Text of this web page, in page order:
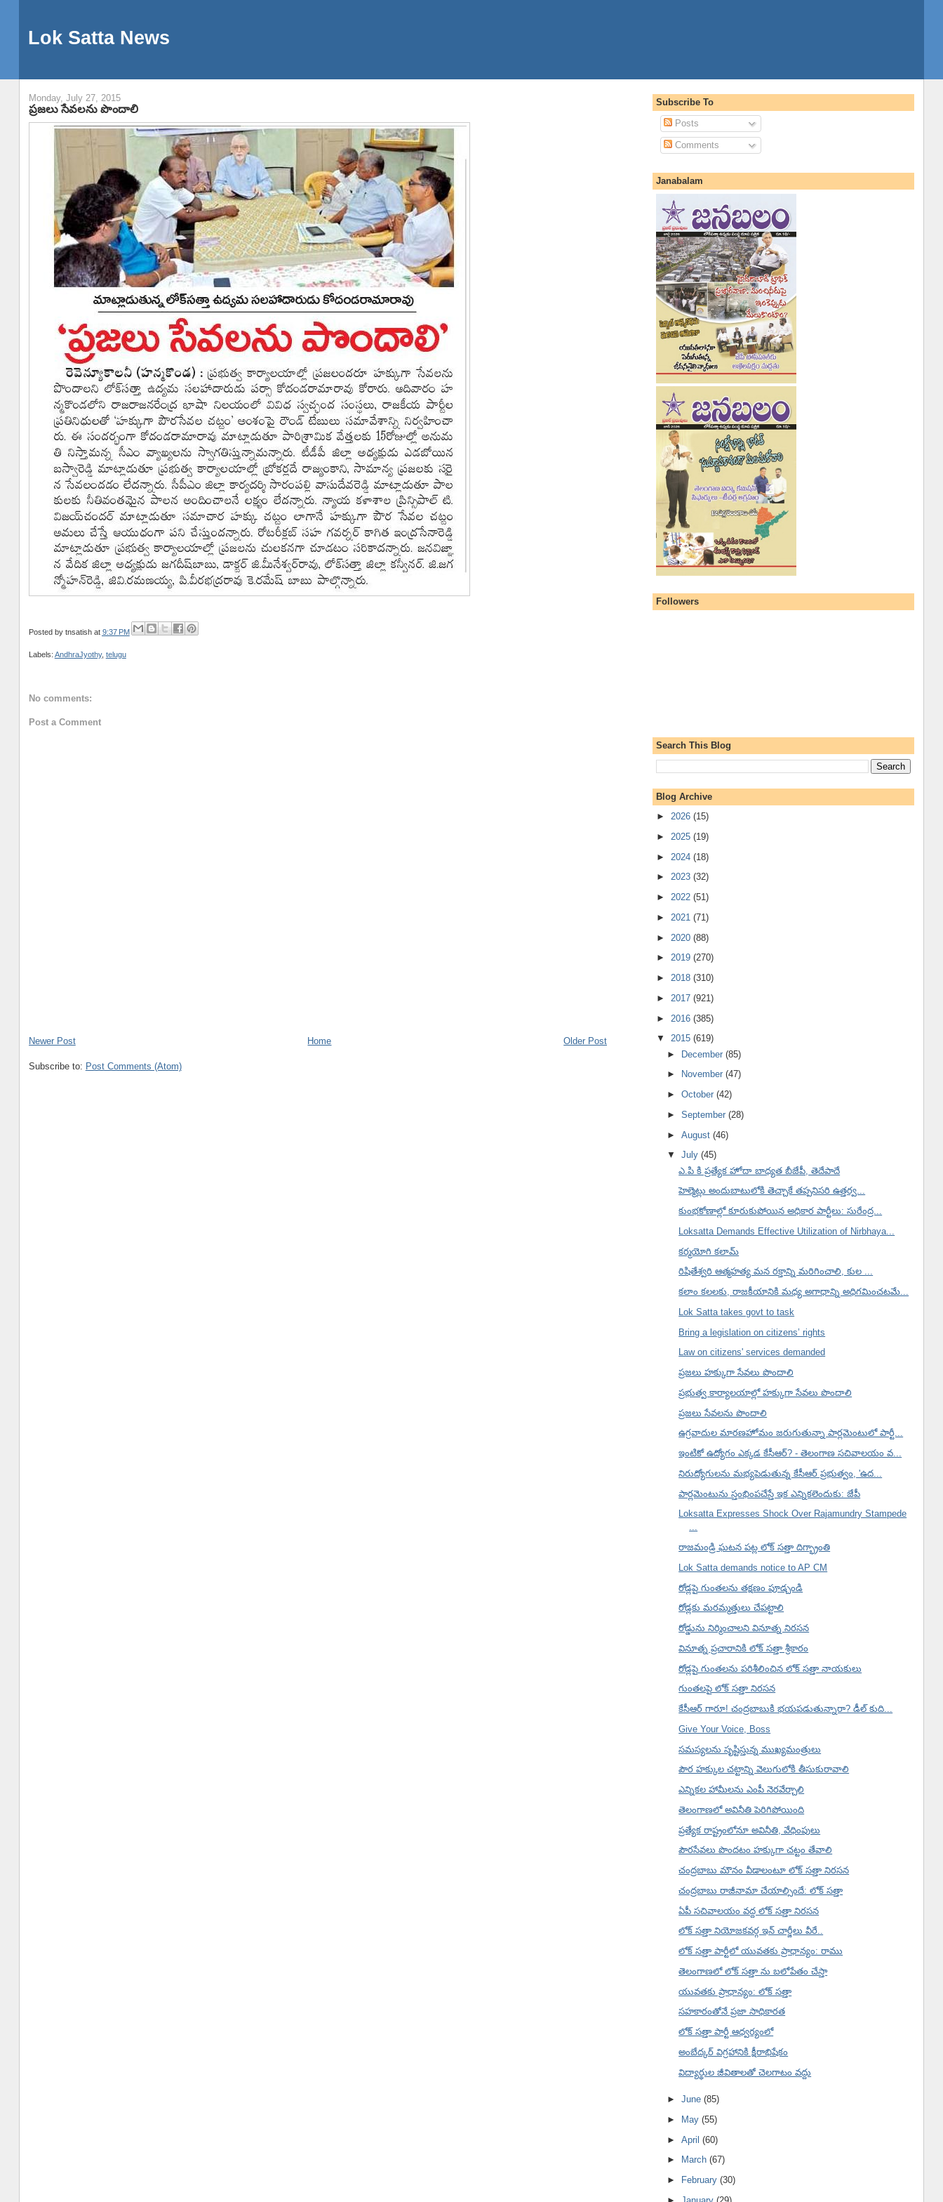
Lok Satta News
Monday, July 27, 2015
ప్రజలు సేవలను పొందాలి
Posted by tnsatish at 9:37 PM
Labels: AndhraJyothy, telugu
No comments:
Post a Comment
Newer Post Older Post
Home
Subscribe to: Post Comments (Atom)
Subscribe To
Posts
Comments
Janabalam
Followers
Search This Blog
Blog Archive
► 2026 (15)
► 2025 (19)
► 2024 (18)
► 2023 (32)
► 2022 (51)
► 2021 (71)
► 2020 (88)
► 2019 (270)
► 2018 (310)
► 2017 (921)
► 2016 (385)
▼ 2015 (619)
► December(85)
►
November(47)
►October(42)
►September(28)
►August(46)
▼July(45)
ఎ.పి కి ప్రత్యేక హోదా బాధ్యత బీజేపీ, తెదేపాదే
హెల్మెట్లు అందుబాటులోకి తెచ్చాకే తప్పనిసరి ఉత్తర్వ...
కుంభకోణాల్లో కూరుకుపోయిన అధికార పార్టీలు: సురేంద్ర...
Loksatta Demands Effective Utilization of Nirbhaya...
కర్మయోగి కలామ్
రిషితేశ్వరి ఆత్మహత్య మన రక్తాన్ని మరిగించాలి, కుల ...
కలాం కలలకు, రాజకీయానికి మధ్య అగాధాన్ని అధిగమించటమే...
Lok Satta takes govt to task
Bring a legislation on citizens’ rights
Law on citizens' services demanded
ప్రజలు హక్కుగా సేవలు పొందాలి
ప్రభుత్వ కార్యాలయాల్లో హక్కుగా సేవలు పొందాలి
ప్రజలు సేవలను పొందాలి
ఉగ్రవాదుల మారణహోమం జరుగుతున్నా పార్లమెంటులో పార్టీ...
ఇంటికో ఉద్యోగం ఎక్కడ కేసీఆర్? - తెలంగాణ సచివాలయం వ...
నిరుద్యోగులను మభ్యపెడుతున్న కేసీఆర్ ప్రభుత్వం, 'ఉద...
పార్లమెంటును స్తంభింపచేస్తే ఇక ఎన్నికలెందుకు: జేపీ
Loksatta Expresses Shock Over Rajamundry Stampede
...
రాజమండ్రి ఘటన పట్ల లోక్ సత్తా దిగ్భ్రాంతి
Lok Satta demands notice to AP CM
రోడ్లపై గుంతలను తక్షణం పూడ్చండి
రోడ్లకు మరమ్మత్తులు చేపట్టాలి
రోడ్డును నిర్మించాలని వినూత్న నిరసన
వినూత్న ప్రచారానికి లోక్ సత్తా శ్రీకారం
రోడ్లపై గుంతలను పరిశీలించిన లోక్ సత్తా నాయకులు
గుంతలపై లోక్ సత్తా నిరసన
కేసీఆర్ గారూ! చంద్రబాబుకి భయపడుతున్నారా? డీల్ కుది...
Give Your Voice, Boss
సమస్యలను సృష్టిస్తున్న ముఖ్యమంత్రులు
పౌర హక్కుల చట్టాన్ని వెలుగులోకి తీసుకురావాలి
ఎన్నికల హామీలను ఎంపీ నెరవేర్చాలి
తెలంగాణలో అవినీతి పెరిగిపోయింది
ప్రత్యేక రాష్ట్రంలోనూ అవినీతి, వేధింపులు
పౌరసేవలు పొందటం హక్కుగా చట్టం తేవాలి
చంద్రబాబు మౌనం వీడాలంటూ లోక్ సత్తా నిరసన
చంద్రబాబు రాజీనామా చేయాల్సిందే: లోక్ సత్తా
ఏపీ సచివాలయం వద్ద లోక్ సత్తా నిరసన
లోక్ సత్తా నియోజకవర్గ ఇన్ చార్జీలు వీరే..
లోక్ సత్తా పార్టీలో యువతకు ప్రాధాన్యం: రాము
తెలంగాణలో లోక్ సత్తా ను బలోపేతం చేస్తా
యువతకు ప్రాధాన్యం: లోక్ సత్తా
సహకారంతోనే ప్రజా సాధికారత
లోక్ సత్తా పార్టీ ఆధ్వర్యంలో
అంబేద్కర్ విగ్రహానికి క్షీరాభిషేకం
విద్యార్థుల జీవితాలతో చెలగాటం వద్దు
►June(85)
►
May(55)
►April(60)
►
March(67)
►
February(30)